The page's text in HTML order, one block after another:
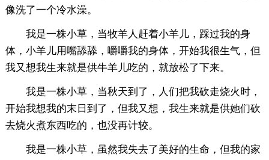
像洗了一个冷水澡。
我是一株小草，当牧羊人赶着小羊儿，踩过我的身
体，小羊儿用嘴舔舔，嚼嚼我的身体，开始我很生气，但
我又想我生来就是供牛羊儿吃的，就放松了下来。
我是一株小草，当秋天到了，人们把我砍走烧火时，
开始我想我的末日到了，但我又想，我生来就是供她们砍
去烧火煮东西吃的，也没再计较。
我是一株小草，虽然我失去了美好的生命，但我的家